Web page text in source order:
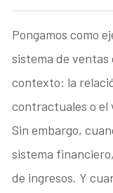
Pongamos como
sistema de
contexto: la
contractuales o el
Sin embargo,
sistema
de ingresos. Y